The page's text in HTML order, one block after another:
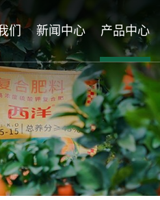
们
介
誉
化
业
程
新闻中心
热点聚焦
企业新闻
产品中心
西洋系列
诺威施系列
龙腾系列